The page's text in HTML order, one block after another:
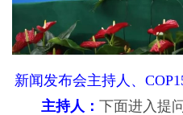
新闻发布会主持人、
主持人： 下面进入提